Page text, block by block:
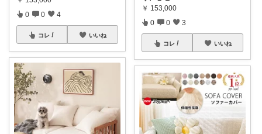
0 0 4
コレ いいね
￥ 153,000
0 0 3
コレ いいね